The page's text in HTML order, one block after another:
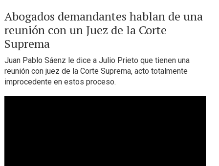
Abogados demandantes hablan de una
reunión con un Juez de la Corte
Suprema
Juan Pablo Sáenz le dice a Julio Prieto que tienen una
reunión con juez de la Corte Suprema, acto totalmente
improcedente en estos proceso.